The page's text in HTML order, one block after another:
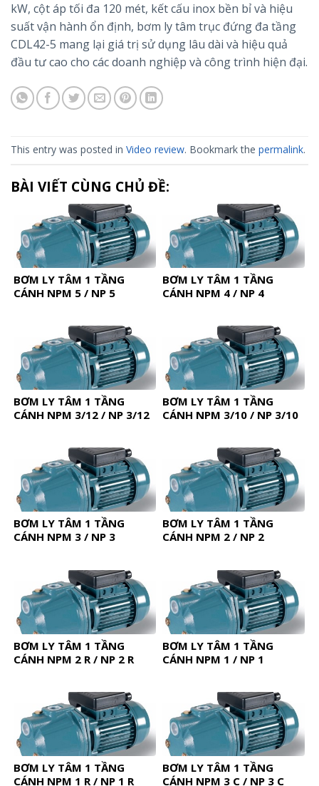
kW, cột áp tối đa 120 mét, kết cấu inox bền bỉ và hiệu
suất vận hành ổn định, bơm ly tâm trục đứng đa tầng
CDL42-5 mang lại giá trị sử dụng lâu dài và hiệu quả
đầu tư cao cho các doanh nghiệp và công trình hiện đại.
This entry was posted in Video review. Bookmark the permalink.
BÀI VIẾT CÙNG CHỦ ĐỀ:
BƠM LY TÂM 1 TẦNG
CÁNH NPM 5 / NP 5
BƠM LY TÂM 1 TẦNG
CÁNH NPM 4 / NP 4
BƠM LY TÂM 1 TẦNG
CÁNH NPM 3/12 / NP 3/12
BƠM LY TÂM 1 TẦNG
CÁNH NPM 3/10 / NP 3/10
BƠM LY TÂM 1 TẦNG
CÁNH NPM 3 / NP 3
BƠM LY TÂM 1 TẦNG
CÁNH NPM 2 / NP 2
BƠM LY TÂM 1 TẦNG
CÁNH NPM 2 R / NP 2 R
BƠM LY TÂM 1 TẦNG
CÁNH NPM 1 / NP 1
BƠM LY TÂM 1 TẦNG
CÁNH NPM 1 R / NP 1 R
BƠM LY TÂM 1 TẦNG
CÁNH NPM 3 C / NP 3 C